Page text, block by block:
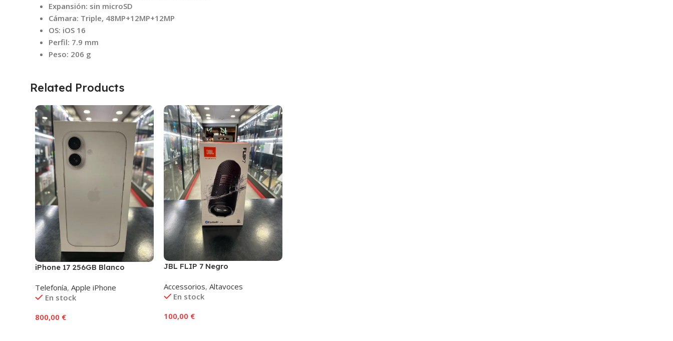
Expansión: sin microSD
Cámara: Triple, 48MP+12MP+12MP
OS: iOS 16
Perfil: 7.9 mm
Peso: 206 g
Related Products
iPhone 17 256GB Blanco
Telefonía, Apple iPhone
En stock
800,00 €
JBL FLIP 7 Negro
Accessorios, Altavoces
En stock
100,00 €